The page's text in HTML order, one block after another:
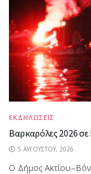
ΕΚΔΗΛΩΣΕΙΣ
Βαρκαρόλες 2026
5 ΑΥΓΟΎΣΤΟΥ, 2026
Ο Δήμος